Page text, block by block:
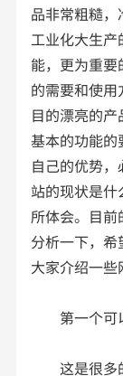
品非常粗糙
工业化大生
能，更为重
的需要和使
目的漂亮的
基本的功能
自己的优势
站的现状是
所体会。目
分析一下，
大家介绍一些
第一个可
这是很多